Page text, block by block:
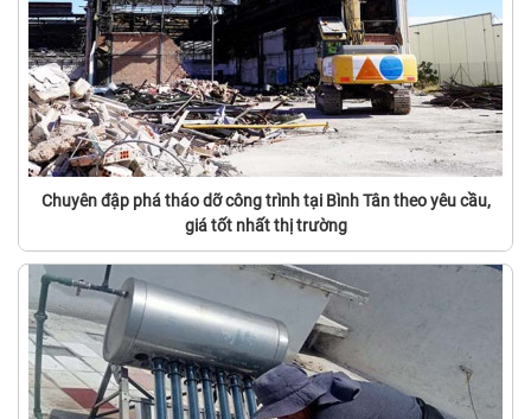
Chuyên đập phá tháo dỡ công trình tại Bình Tân theo yêu cầu,
giá tốt nhất thị trường